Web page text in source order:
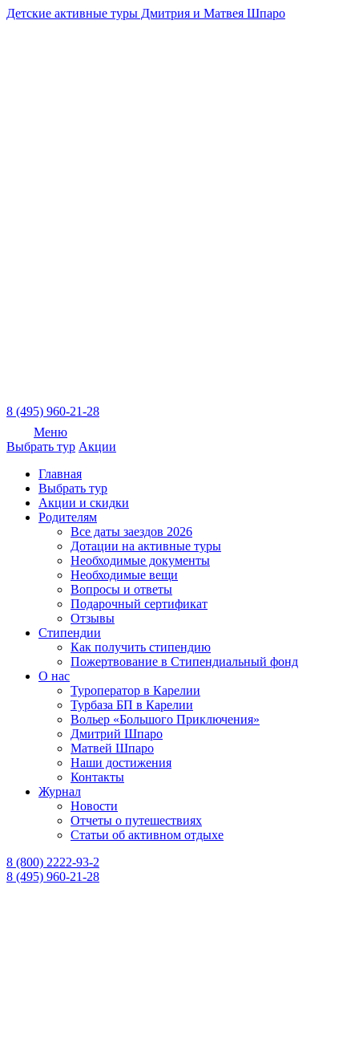
Детские активные туры Дмитрия и Матвея Шпаро
8 (495) 960-21-28
Меню
Выбрать тур Акции
Главная
Выбрать тур
Акции и скидки
Родителям
Все даты заездов 2026
Дотации на активные туры
Необходимые документы
Необходимые вещи
Вопросы и ответы
Подарочный сертификат
Отзывы
Стипендии
Как получить стипендию
Пожертвование в Стипендиальный фонд
О нас
Туроператор в Карелии
Турбаза БП в Карелии
Вольер «Большого Приключения»
Дмитрий Шпаро
Матвей Шпаро
Наши достижения
Контакты
Журнал
Новости
Отчеты о путешествиях
Статьи об активном отдыхе
8 (800) 2222-93-2
8 (495) 960-21-28